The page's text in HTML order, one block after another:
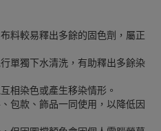
料較易釋出多餘的固色劑，屬正
單獨下水清洗，有助釋出多餘染
相染色或產生移染情形。
包款、飾品一同使用，以降低因